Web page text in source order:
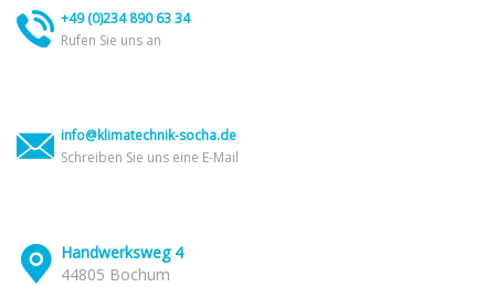
+49 (0)234 890 63 34
Rufen Sie uns an
info@klimatechnik-socha.de
Schreiben Sie uns eine E-Mail
Handwerksweg 4
44805 Bochum